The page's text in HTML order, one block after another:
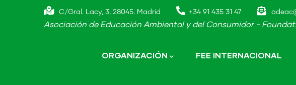
C/Gral. Lacy, 3, 28045. Madrid +34 91 435 31 47
Asociación de Educación Ambiental y del Consumidor -
navigation
ORGANIZACIÓN FEE INTERNACIONAL